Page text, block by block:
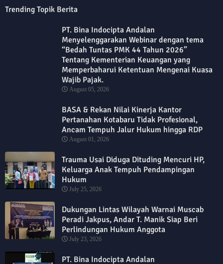
Trending Topik Berita
PT. Bina Indocipta Andalan
Menyelenggarakan Webinar dengan tema
“Bedah Tuntas PMK 44 Tahun 2026”
Tentang Kementerian Keuangan yang
Memperbaharui Ketentuan Mengenai Kuasa
Wajib Pajak.
August 05, 2026
BASA & Rekan Nilai Kinerja Kantor
Pertanahan Kotabaru Tidak Profesional,
Ancam Tempuh Jalur Hukum hingga RDP
August 01, 2026
Trauma Usai Diduga Dituding Mencuri HP,
Keluarga Anak Tempuh Pendampingan
Hukum
July 25, 2026
Dukungan Lintas Wilayah Warnai Muscab
Peradi Jakpus, Andar T. Manik Siap Beri
Perlindungan Hukum Anggota
July 23, 2026
PT. Bina Indocipta Andalan